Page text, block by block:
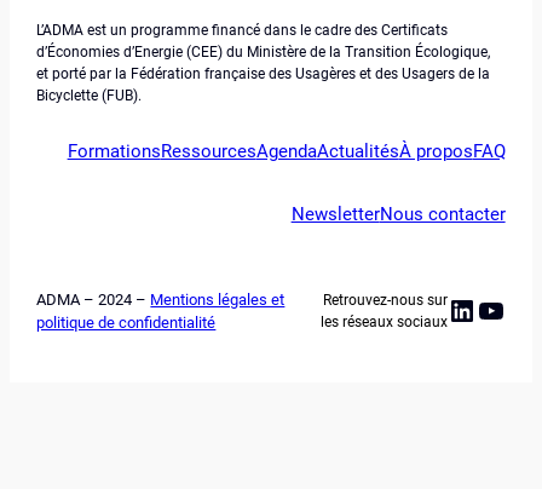
L’ADMA est un programme financé dans le cadre des Certificats
d’Économies d’Energie (CEE) du Ministère de la Transition Écologique,
et porté par la Fédération française des Usagères et des Usagers de la
Bicyclette (FUB).
FormationsRessourcesAgendaActualitésÀ proposFAQ
NewsletterNous contacter
ADMA – 2024 – Mentions légales et
politique de confidentialité
Retrouvez-nous sur
les réseaux sociaux